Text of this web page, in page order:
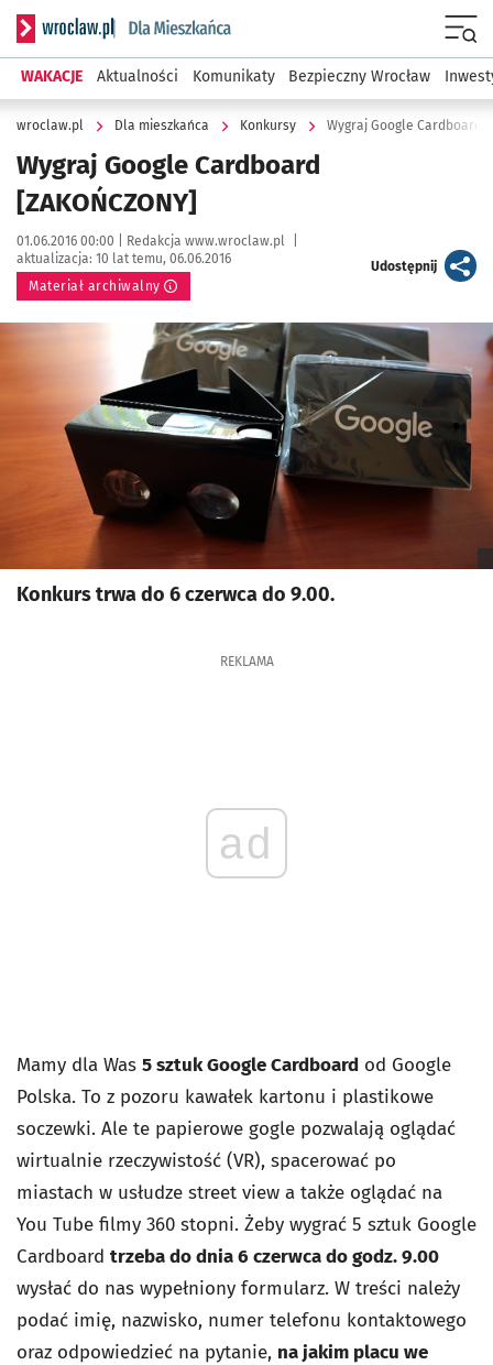
Serwis informacyjny wroclaw.pl podserwis: Dla mieszkańca
WAKACJE Aktualności Komunikaty Bezpieczny Wrocław
wroclaw.pl Dla mieszkańca Konkursy Wygraj Google Cardboard
Wygraj Google Cardboard
[ZAKOŃCZONY]
Data publikacji:
01.06.2016 00:00 | Autor:
Redakcja www.wroclaw.pl
aktualizacja: 10 lat temu, 06.06.2016
Materiał archiwalny
Udostępnijartykuł
Kliknij, aby powiększyć
Konkurs trwa do 6 czerwca do 9.00.
REKLAMA
ad
Mamy dla Was 5 sztuk Google Cardboard od Google
Polska. To z pozoru kawałek kartonu i plastikowe
soczewki. Ale te papierowe gogle pozwalają oglądać
wirtualnie rzeczywistość (VR), spacerować po
miastach w usłudze street view a także oglądać na
You Tube filmy 360 stopni. Żeby wygrać 5 sztuk Google
Cardboard trzeba do dnia 6 czerwca do godz. 9.00
wysłać do nas wypełniony formularz. W treści należy
podać imię, nazwisko, numer telefonu kontaktowego
oraz odpowiedzieć na pytanie, na jakim placu we